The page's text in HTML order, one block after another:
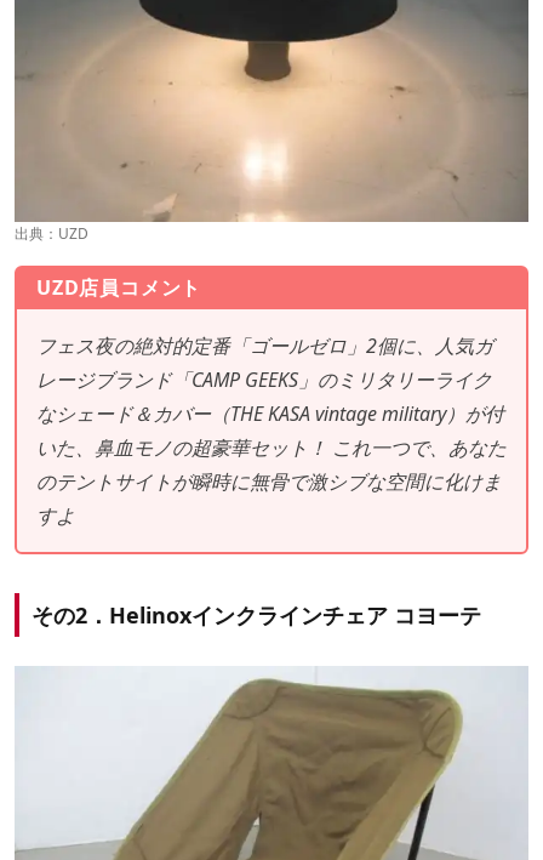
出典： UZD
UZD店員コメント
フェス夜の絶対的定番「ゴールゼロ」2個に、人気ガ
レージブランド「CAMP GEEKS」のミリタリーライク
なシェード＆カバー（THE KASA vintage military）が付
いた、鼻血モノの超豪華セット！ これ一つで、あなた
のテントサイトが瞬時に無骨で激シブな空間に化けま
すよ
その2．Helinoxインクラインチェア コヨーテ